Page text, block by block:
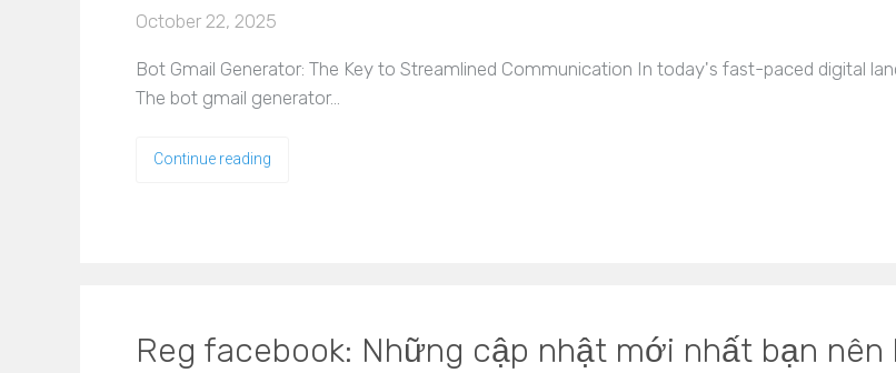
October 22, 2025
Bot Gmail Generator: The Key to Streamlined Communication In today's fast-paced digital
The bot gmail generator…
Continue reading
Reg facebook: Những cập nhật mới nhất bạn nên